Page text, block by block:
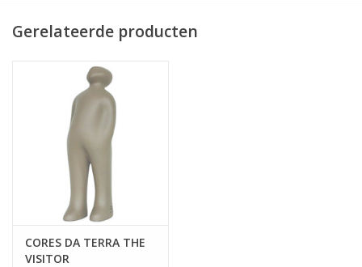
√ Meer info: 0032 56 66 45 07 /
Gerelateerde producten
CORES DA TERRA THE
VISITOR